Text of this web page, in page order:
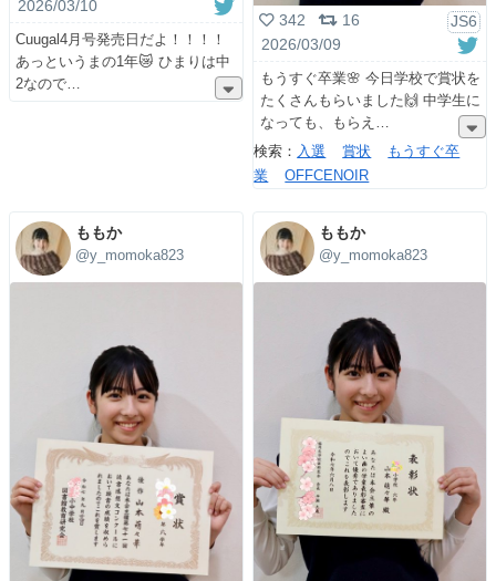
2026/03/10
Cuugal4月号発売日だよ！！！！
あっというまの1年😿 ひまりは中
2なので
342 16
JS6
2026/03/09
もうすぐ卒業🌸 今日学校で賞状を
たくさんもらいました🙌 中学生に
なっても、もらえ
検索： 入選 賞状
もうすぐ卒
業
OFFCENOIR
ももか
@y_momoka823
ももか
@y_momoka823